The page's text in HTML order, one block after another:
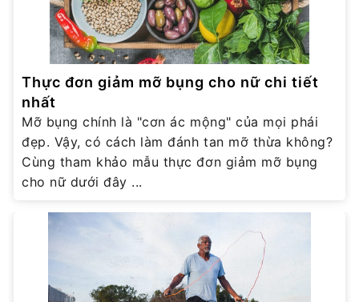
Thực đơn giảm mỡ bụng cho nữ chi tiết
nhất
Mỡ bụng chính là "cơn ác mộng" của mọi phái
đẹp. Vậy, có cách làm đánh tan mỡ thừa không?
Cùng tham khảo mẫu thực đơn giảm mỡ bụng
cho nữ dưới đây ...